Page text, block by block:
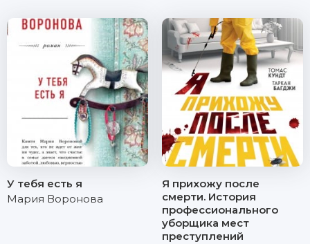
У тебя есть я
Мария Воронова
Я прихожу после
смерти. История
профессионального
уборщика мест
преступлений